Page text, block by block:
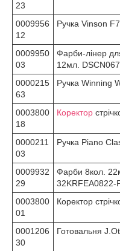
23
0009956
12
Ручка Vinson
0009950
03
Фарби-лінер
12мл.
0000215
63
Ручка Winning
0003800
18
Коректор
0000211
03
Ручка Piano
0009932
29
Фарби 8кол.
32KRFEA0822-
0003800
01
Коректор
0001206
30
Готовальня